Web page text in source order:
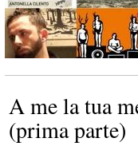
A me la tua
(prima parte)